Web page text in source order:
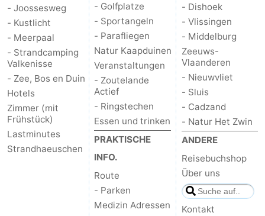
- Joossesweg
- Kustlicht
- Meerpaal
- Strandcamping
Valkenisse
- Zee, Bos en Duin
Hotels
Zimmer (mit
Frühstück)
Lastminutes
Strandhaeuschen
- Golfplatze
- Sportangeln
- Parafliegen
Natur Kaapduinen
Veranstaltungen
- Zoutelande
Actief
- Ringstechen
Essen und trinken
PRAKTISCHE
INFO.
Route
- Parken
Medizin Adressen
- Dishoek
- Vlissingen
- Middelburg
Zeeuws-
Vlaanderen
- Nieuwvliet
- Sluis
- Cadzand
- Natur Het Zwin
ANDERE
Reisebuchshop
Über uns
Kontakt